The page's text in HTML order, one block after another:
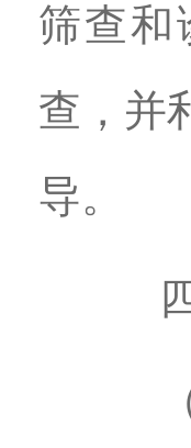
筛查和
查，并
导。
四
（